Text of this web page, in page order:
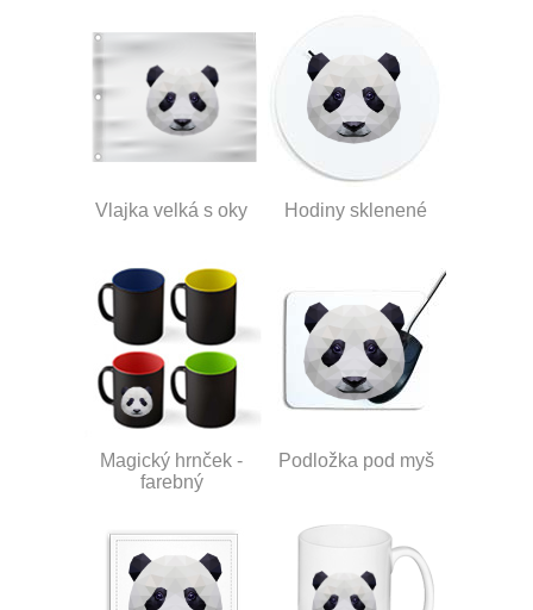
Vlajka velká s oky Hodiny sklenené
Magický hrnček -
farebný
Podložka pod myš